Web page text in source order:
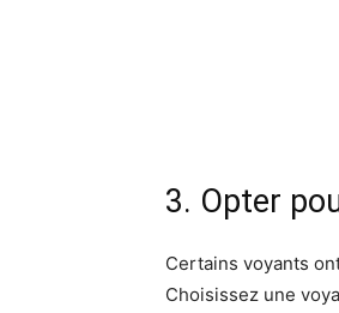
3. Opter
Certains voyants
Choisissez une